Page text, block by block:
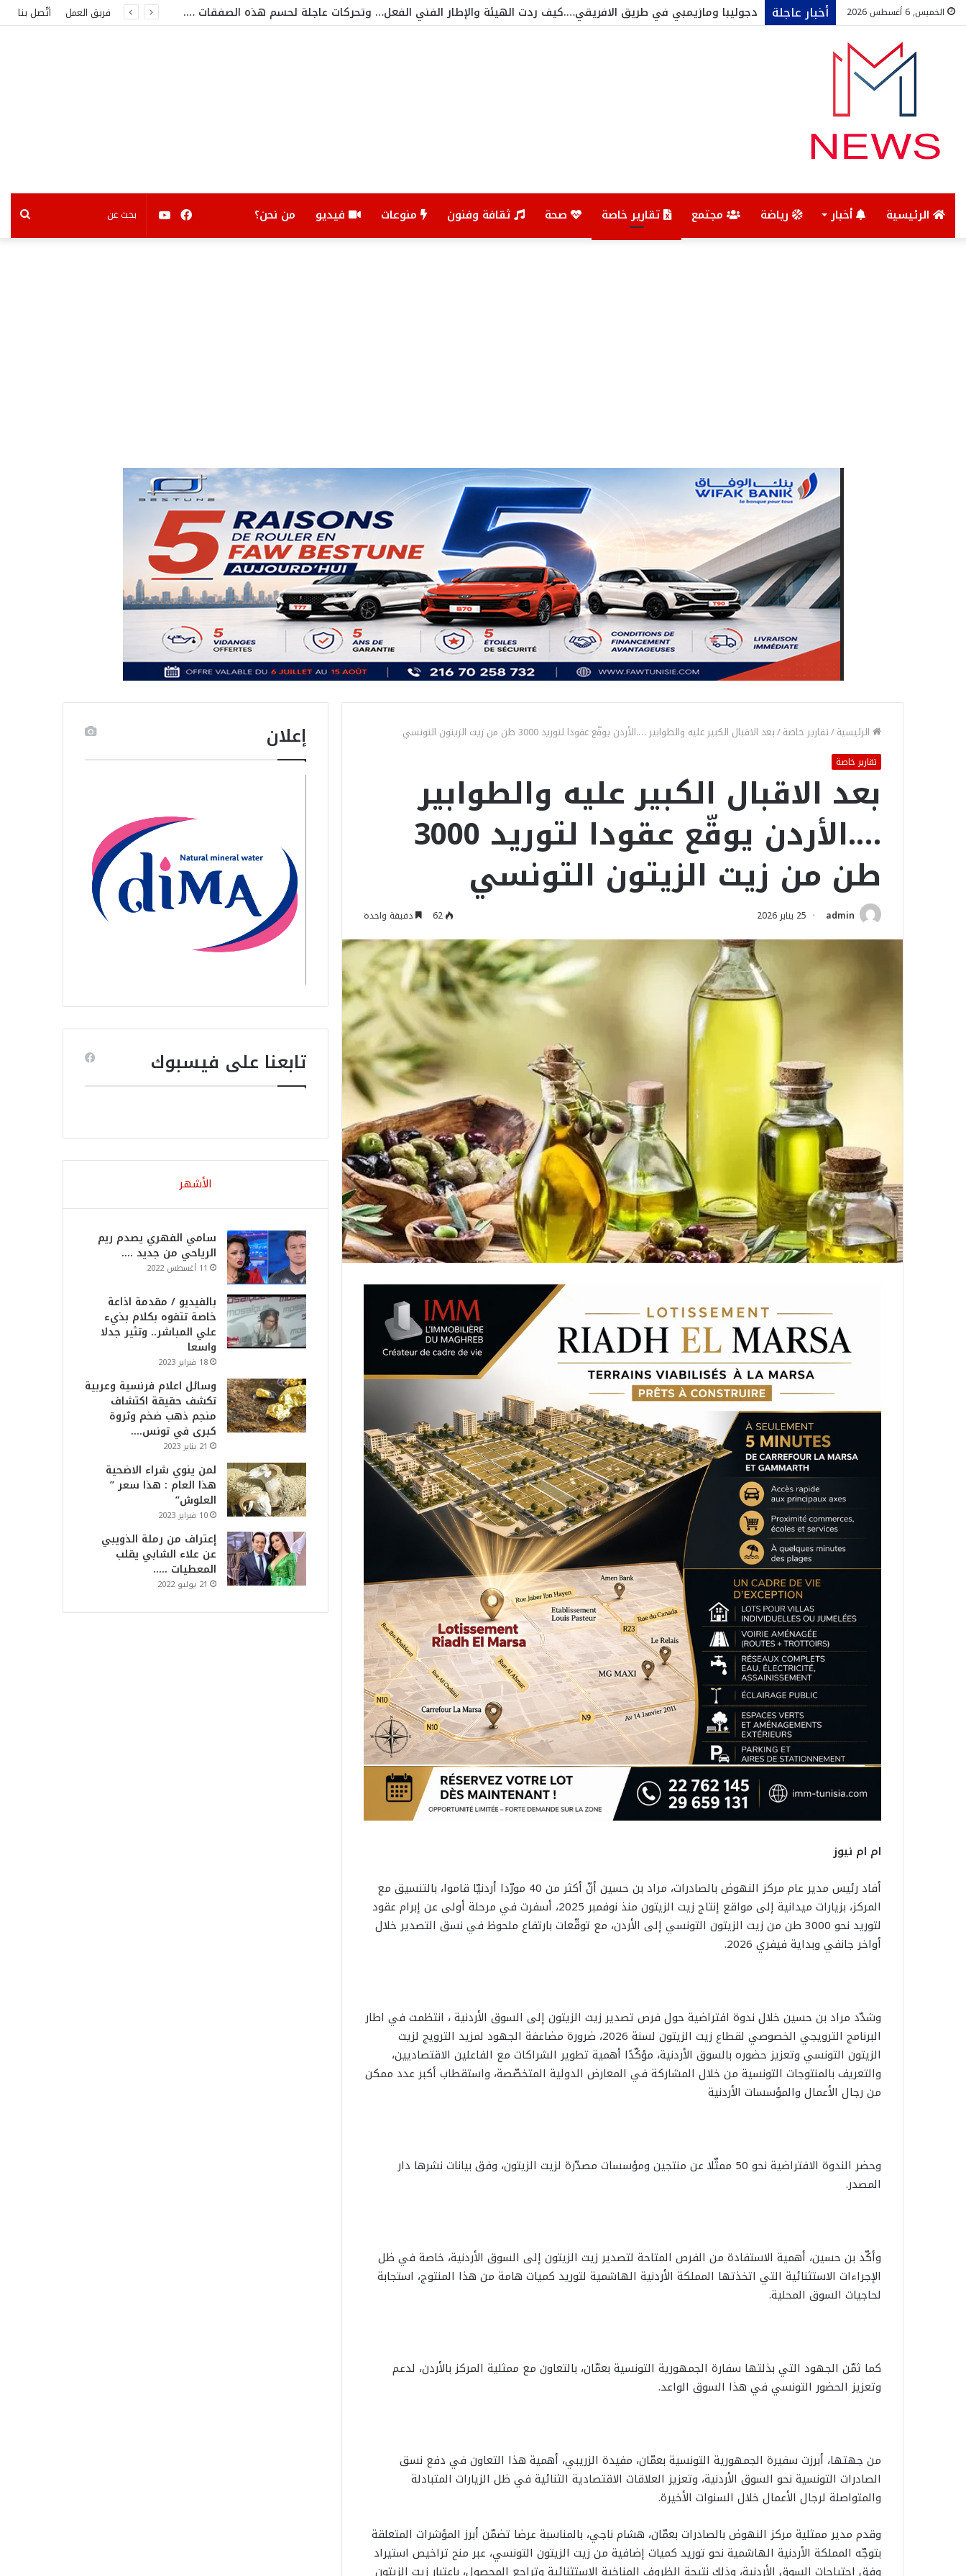
الخميس, 6 أغسطس 2026 أخبار عاجلة دجوليبا ومازيمبي في طريق الافريقي….كيف ردت الهيئة والإطار الفني الفعل… وتحركات عاجلة لحسم هذه الصفقات …. فريق العمل اتّصل بنا
الرئيسية أخبار رياضة مجتمع تقارير خاصة صحة ثقافة وفنون منوعات فيديو من نحن؟ بحث يوتيوبفيسبوك
الرئيسية/تقارير خاصة/بعد الاقبال الكبير عليه والطوابير ….الأردن يوقّع عقودا لتوريد 3000 طن من زيت الزيتون التونسي
تقارير خاصة
بعد الاقبال الكبير عليه والطوابير
….الأردن يوقّع عقودا لتوريد 3000
طن من زيت الزيتون التونسي
admin 25 يناير 2026 62 دقيقة واحدة
ام ام نيوز
أفاد رئيس مدير عام مركز النهوض بالصادرات، مراد بن حسين أنّ أكثر من 40 مورّدا أردنيّا قاموا، بالتنسيق مع
المركز، بزيارات ميدانية إلى مواقع إنتاج زيت الزيتون منذ نوفمبر 2025، أسفرت في مرحلة أولى عن إبرام عقود
لتوريد نحو 3000 طن من زيت الزيتون التونسي إلى الأردن، مع توقّعات بارتفاع ملحوظ في نسق التصدير خلال
أواخر جانفي وبداية فيفري 2026.
وشدّد مراد بن حسين خلال ندوة افتراضية حول فرص تصدير زيت الزيتون إلى السوق الأردنية ، انتظمت في اطار
البرنامج الترويجي الخصوصي لقطاع زيت الزيتون لسنة 2026، ضرورة مضاعفة الجهود لمزيد الترويج لزيت
الزيتون التونسي وتعزيز حضوره بالسوق الأردنية، مؤكّدًا أهمية تطوير الشراكات مع الفاعلين الاقتصاديين،
والتعريف بالمنتوجات التونسية من خلال المشاركة في المعارض الدولية المتخصّصة، واستقطاب أكبر عدد ممكن
من رجال الأعمال والمؤسسات الأردنية
وحضر الندوة الافتراضية نحو 50 ممثّلا عن منتجين ومؤسسات مصدّرة لزيت الزيتون، وفق بيانات نشرها دار
المصدر.
وأكّد بن حسين، أهمية الاستفادة من الفرص المتاحة لتصدير زيت الزيتون إلى السوق الأردنية، خاصة في ظل
الإجراءات الاستثنائية التي اتخذتها المملكة الأردنية الهاشمية لتوريد كميات هامة من هذا المنتوج، استجابة
لحاجيات السوق المحلية.
كما ثمّن الجهود التي بذلتها سفارة الجمهورية التونسية بعمّان، بالتعاون مع ممثلية المركز بالأردن، لدعم
وتعزيز الحضور التونسي في هذا السوق الواعد.
من جهتها، أبرزت سفيرة الجمهورية التونسية بعمّان، مفيدة الزريبي، أهمية هذا التعاون في دفع نسق
الصادرات التونسية نحو السوق الأردنية، وتعزيز العلاقات الاقتصادية الثنائية في ظل الزيارات المتبادلة
والمتواصلة لرجال الأعمال خلال السنوات الأخيرة.
وقدم مدير ممثلية مركز النهوض بالصادرات بعمّان، هشام ناجي، بالمناسبة عرضا تضمّن أبرز المؤشرات المتعلقة
بتوجّه المملكة الأردنية الهاشمية نحو توريد كميات إضافية من زيت الزيتون التونسي، عبر منح تراخيص استيراد
وفق احتياجات السوق الأردنية، وذلك نتيجة الظروف المناخية الاستثنائية وتراجع المحصول، باعتبار زيت الزيتون
إعلان
تابعنا على فيسبوك
الأشهر
سامي الفهري يصدم ريم
الرياحي من جديد ….
11 أغسطس 2022
بالفيديو / مقدمة اذاعة
خاصة تتفوه بكلام بذيء
علي المباشر.. وتثير جدلا
واسعا
18 فبراير 2023
وسائل اعلام فرنسية وعربية
تكشف حقيقة اكتشاف
منجم ذهب ضخم وثروة
كبرى في تونس….
21 يناير 2023
لمن ينوي شراء الاضحية
هذا العام : هذا سعر ”
العلوش”
10 فبراير 2023
إعتراف من رملة الذويبي
عن علاء الشابي يقلب
المعطيات …..
21 يوليو 2022